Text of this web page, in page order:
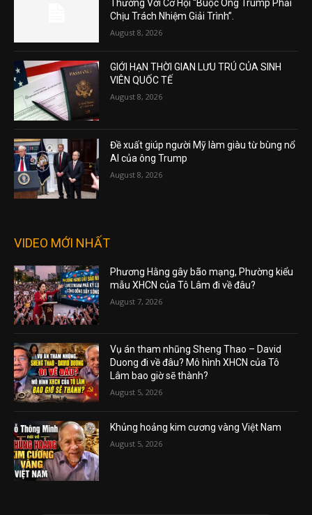
Thường Với Cơ Hội “Buộc Ông Trump Phải
Chịu Trách Nhiệm Giải Trình”.
August 8, 2026
GIỚI HẠN THỜI GIAN LƯU TRÚ CỦA SINH
VIÊN QUỐC TẾ
August 8, 2026
Đề xuất giúp người Mỹ làm giàu từ bùng nổ
AI của ông Trump
August 8, 2026
VIDEO MỚI NHẤT
Phương Hằng gây bão mạng, Phường kiểu
mẫu XHCN của Tô Lâm đi về đâu?
August 7, 2026
Vụ án tham nhũng Sheng Thao – David
Duong đi về đâu? Mô hình XHCN của Tô
Lâm bao giờ sẽ thành?
August 5, 2026
Khủng hoảng kim cương vàng Việt Nam
August 5, 2026